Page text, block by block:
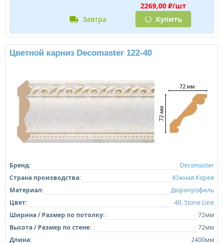
2269,00 ₽/шт
завтра
Купить
Цветной карниз Decomaster 122-40
Бренд:
Decomaster
Страна производства:
Южная Корея
Материал:
Дюропрофиль
Цвет:
40. Stone Line
Ширина / Размер по потолку:
72мм
Высота / Размер по стене:
72мм
Длина:
2400мм